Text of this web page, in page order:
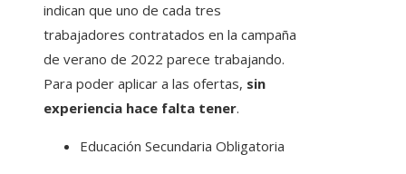
indican que uno de cada tres
trabajadores contratados en la campaña
de verano de 2022 parece trabajando.
Para poder aplicar a las ofertas, sin
experiencia hace falta tener.
Educación Secundaria Obligatoria